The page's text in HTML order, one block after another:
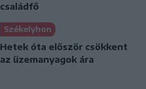
családfő
Székelyhon
Hetek óta először csökkent
az üzemanyagok ára